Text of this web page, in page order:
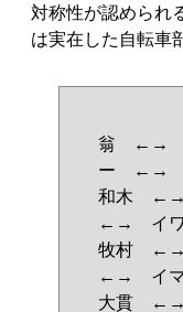
対称性が認められ
は実在した自転車
翁 ←→
ー ←→
和木
←→ イワ
牧村
←→ イマ
大貫